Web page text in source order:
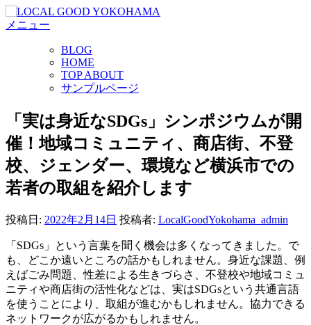
ン
キ
プ
メニュー
BLOG
HOME
TOP ABOUT
サンプルページ
「実は身近なSDGs」シンポジウムが開
催！地域コミュニティ、商店街、不登
校、ジェンダー、環境など横浜市での
若者の取組を紹介します
投稿日: 2022年2月14日 投稿者: LocalGoodYokohama_admin
「SDGs」という言葉を聞く機会は多くなってきました。で
も、どこか遠いところの話かもしれません。身近な課題、例
えばごみ問題、性差による生きづらさ、不登校や地域コミュ
ニティや商店街の活性化などは、実はSDGsという共通言語
を使うことにより、取組が進むかもしれません。協力できる
ネットワークが広がるかもしれません。